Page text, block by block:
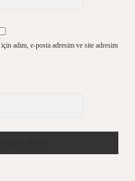
adım, e-posta adresim ve site adresim